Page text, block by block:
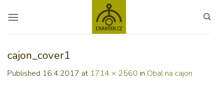
cajon_cover1
Published 16.4.2017 at 1714 × 2560 in Obal na cajon